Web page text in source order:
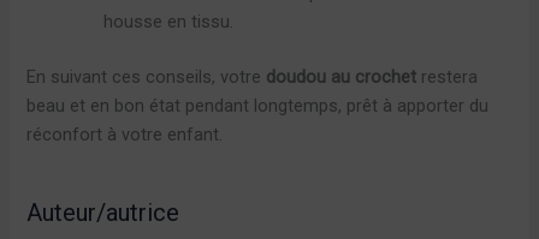
housse en tissu.
En suivant ces conseils, votre doudou au crochet restera
beau et en bon état pendant longtemps, prêt à apporter du
réconfort à votre enfant.
Auteur/autrice